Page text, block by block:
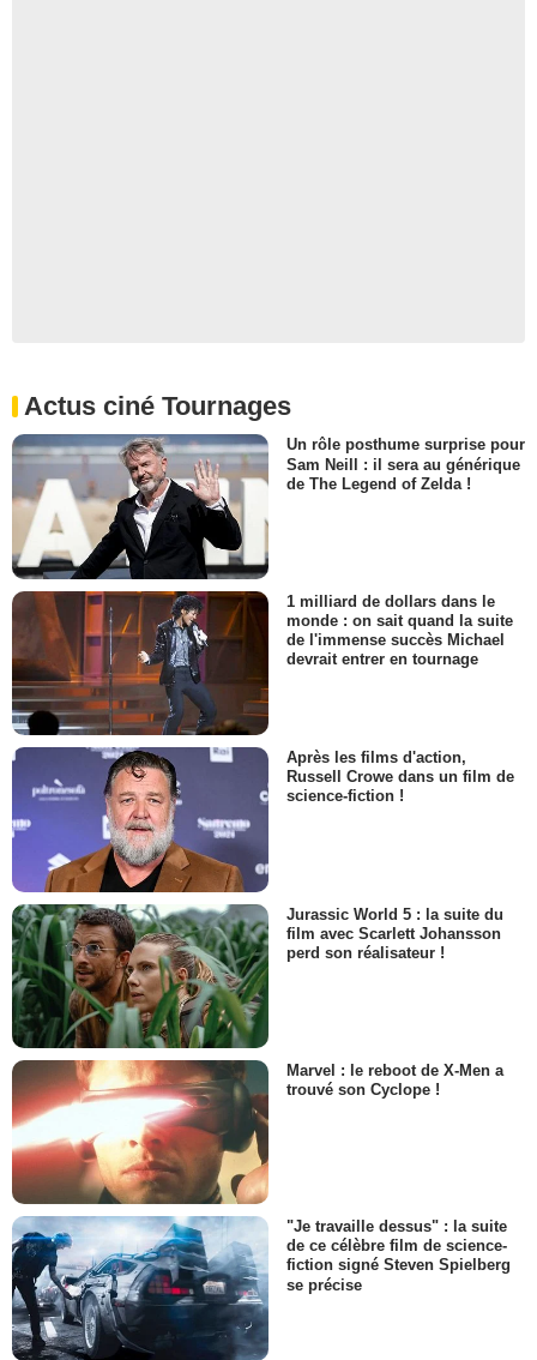
Actus ciné Tournages
Un rôle posthume surprise pour
Sam Neill : il sera au générique
de The Legend of Zelda !
1 milliard de dollars dans le
monde : on sait quand la suite
de l'immense succès Michael
devrait entrer en tournage
Après les films d'action,
Russell Crowe dans un film de
science-fiction !
Jurassic World 5 : la suite du
film avec Scarlett Johansson
perd son réalisateur !
Marvel : le reboot de X-Men a
trouvé son Cyclope !
"Je travaille dessus" : la suite
de ce célèbre film de science-
fiction signé Steven Spielberg
se précise